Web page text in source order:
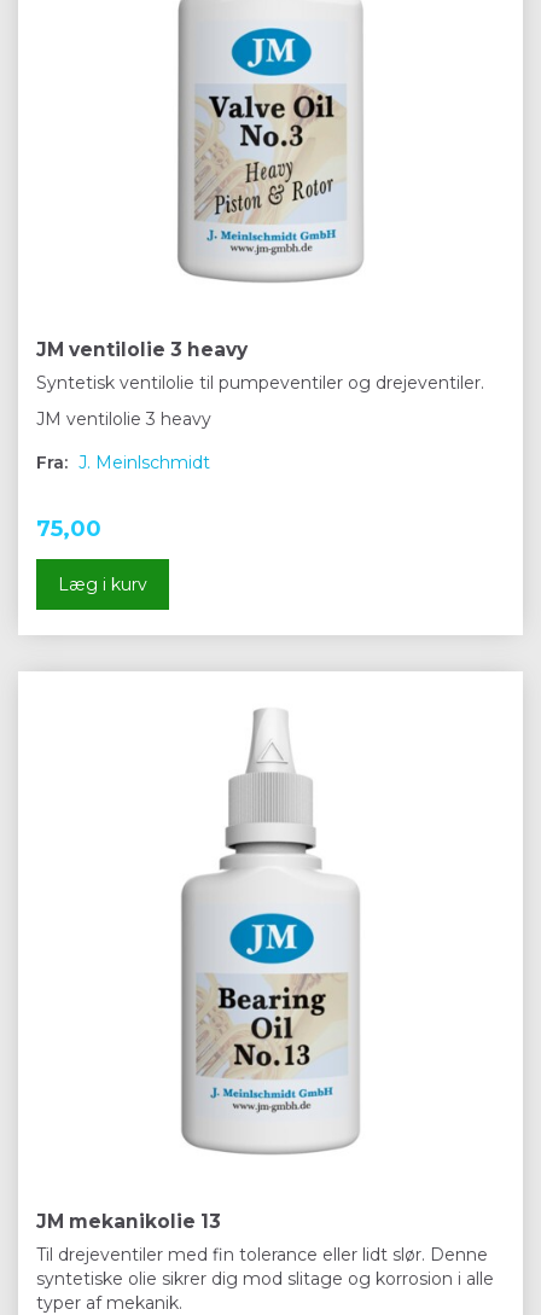
JM ventilolie 3 heavy
Syntetisk ventilolie til pumpeventiler og drejeventiler.
JM ventilolie 3 heavy
Fra: J. Meinlschmidt
75,00
Læg i kurv
JM mekanikolie 13
Til drejeventiler med fin tolerance eller lidt slør. Denne
syntetiske olie sikrer dig mod slitage og korrosion i alle
typer af mekanik.